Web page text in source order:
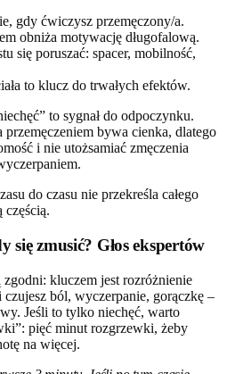
gdy ćwiczysz przemęczony/a.
obniża motywację długofalową.
się poruszać: spacer, mobilność,
to klucz do trwałych efektów.
to sygnał do odpoczynku.
przemęczeniem bywa cienka, dlatego
i nie utożsamiać zmęczenia
do czasu nie przekreśla całego
częścią.
się zmusić? Głos ekspertów
kluczem jest rozróżnienie
czujesz ból, wyczerpanie, gorączkę –
Jeśli to tylko niechęć, warto
pięć minut rozgrzewki, żeby
na więcej.